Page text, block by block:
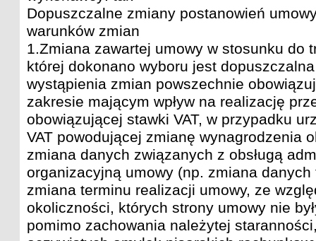
Dopuszczalne zmiany postanowień
warunków zmian
1.Zmiana zawartej umowy w stosunku do
której dokonano wyboru jest
wystąpienia zmian powszechnie
zakresie mającym wpływ na realizację
obowiązującej stawki VAT, w przypadku
VAT powodującej zmianę wynagrodzenia
zmiana danych związanych z obsługą
organizacyjną umowy (np. zmiana
zmiana terminu realizacji umowy, ze
okoliczności, których strony umowy nie
pomimo zachowania należytej